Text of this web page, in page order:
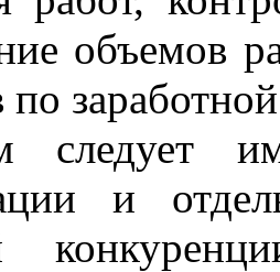
объемов
следует
и